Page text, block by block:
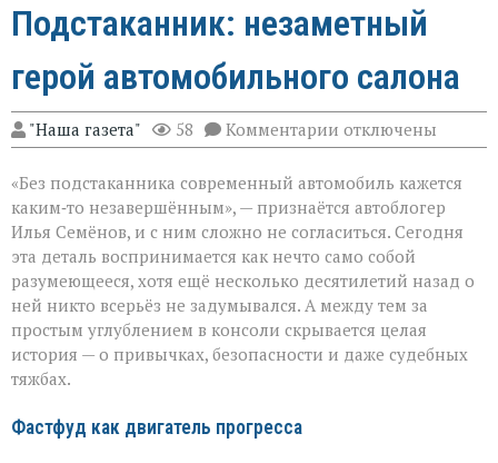
Подстаканник: незаметный
герой автомобильного салона
"Наша газета" 58 Комментарии к
записи
незаметный
герой
автомобильного
салона
отключены
«Без подстаканника современный автомобиль кажется
каким‑то незавершённым», — признаётся автоблогер
Илья Семёнов, и с ним сложно не согласиться. Сегодня
эта деталь воспринимается как нечто само собой
разумеющееся, хотя ещё несколько десятилетий назад о
ней никто всерьёз не задумывался. А между тем за
простым углублением в консоли скрывается целая
история — о привычках, безопасности и даже судебных
тяжбах.
Фастфуд как двигатель прогресса